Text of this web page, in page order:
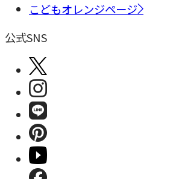
こどもオレンジページ
公式SNS